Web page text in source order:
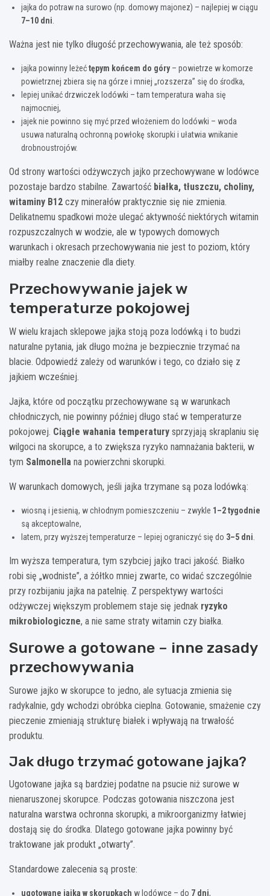
jajka do potraw na surowo (np. domowy majonez) – najlepiej w ciągu
7–10 dni.
Ważna jest nie tylko długość przechowywania, ale też sposób:
jajka powinny leżećtępym końcem do góry– powietrze w komorze
powietrznej zbiera się na górze i mniej „rozszerza” się do środka,
lepiej unikać drzwiczek lodówki – tam temperatura waha się
najmocniej,
jajek nie powinno się myć przed włożeniem do lodówki – woda
usuwa naturalną ochronną powłokę skorupki i ułatwia wnikanie
drobnoustrojów.
Od strony wartości odżywczych jajko przechowywane w lodówce
pozostaje bardzo stabilne. Zawartość białka, tłuszczu, choliny,
witaminy B12 czy minerałów praktycznie się nie zmienia.
Delikatnemu spadkowi może ulegać aktywność niektórych witamin
rozpuszczalnych w wodzie, ale w typowych domowych
warunkach i okresach przechowywania nie jest to poziom, który
miałby realne znaczenie dla diety.
Przechowywanie jajek w
temperaturze pokojowej
W wielu krajach sklepowe jajka stoją poza lodówką i to budzi
naturalne pytania, jak długo można je bezpiecznie trzymać na
blacie. Odpowiedź zależy od warunków i tego, co działo się z
jajkiem wcześniej.
Jajka, które od początku przechowywane są w warunkach
chłodniczych, nie powinny później długo stać w temperaturze
pokojowej. Ciągłe wahania temperatury sprzyjają skraplaniu się
wilgoci na skorupce, a to zwiększa ryzyko namnażania bakterii, w
tym Salmonella na powierzchni skorupki.
W warunkach domowych, jeśli jajka trzymane są poza lodówką:
wiosną i jesienią, w chłodnym pomieszczeniu – zwykle 1–2 tygodnie
są akceptowalne,
latem, przy wyższej temperaturze – lepiej ograniczyć się do 3–5 dni.
Im wyższa temperatura, tym szybciej jajko traci jakość. Białko
robi się „wodniste”, a żółtko mniej zwarte, co widać szczególnie
przy rozbijaniu jajka na patelnię. Z perspektywy wartości
odżywczej większym problemem staje się jednak ryzyko
mikrobiologiczne, a nie same straty witamin czy białka.
Surowe a gotowane – inne zasady
przechowywania
Surowe jajko w skorupce to jedno, ale sytuacja zmienia się
radykalnie, gdy wchodzi obróbka cieplna. Gotowanie, smażenie czy
pieczenie zmieniają strukturę białek i wpływają na trwałość
produktu.
Jak długo trzymać gotowane jajka?
Ugotowane jajka są bardziej podatne na psucie niż surowe w
nienaruszonej skorupce. Podczas gotowania niszczona jest
naturalna warstwa ochronna skorupki, a mikroorganizmy łatwiej
dostają się do środka. Dlatego gotowane jajka powinny być
traktowane jak produkt „otwarty”.
Standardowe zalecenia są proste:
ugotowane jajka w skorupkach w lodówce – do 7 dni,